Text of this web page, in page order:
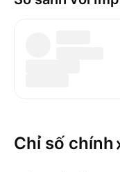
Chỉ số chính